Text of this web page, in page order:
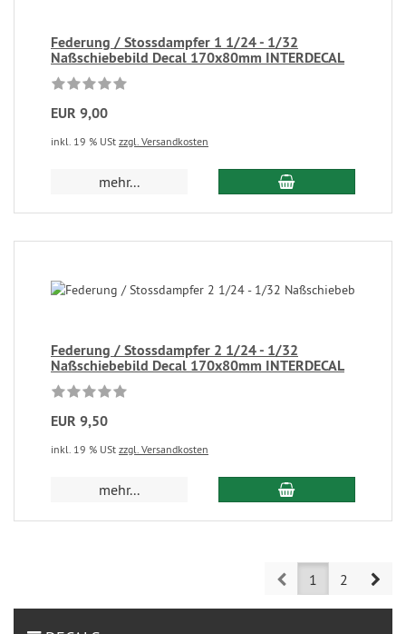
Federung / Stossdampfer 1 1/24 - 1/32
Naßschiebebild Decal 170x80mm INTERDECAL
EUR 9,00
inkl. 19 % USt zzgl. Versandkosten
mehr...
Federung / Stossdampfer 2 1/24 - 1/32
Naßschiebebild Decal 170x80mm INTERDECAL
EUR 9,50
inkl. 19 % USt zzgl. Versandkosten
mehr...
Prev1 2